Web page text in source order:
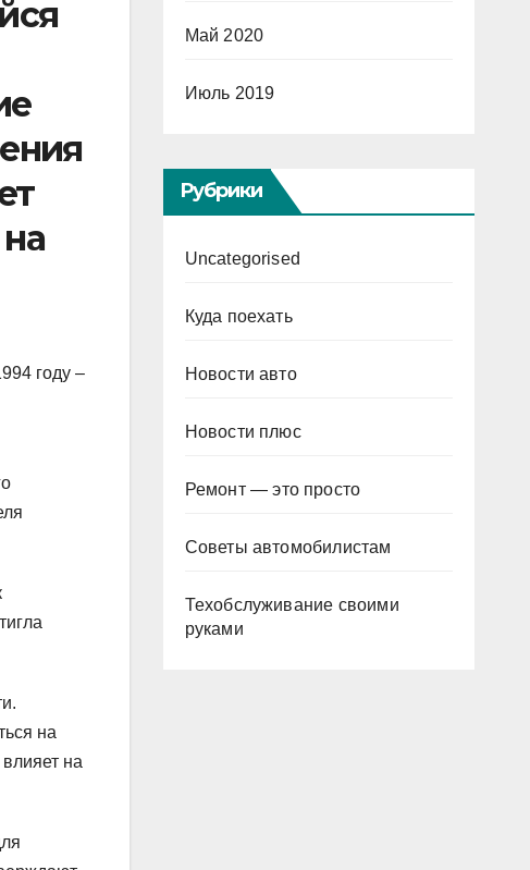
году –
на
на
Май 2020
Июль 2019
Рубрики
Uncategorised
Куда поехать
Новости авто
Новости плюс
Ремонт — это просто
Советы автомобилистам
Техобслуживание своими
руками